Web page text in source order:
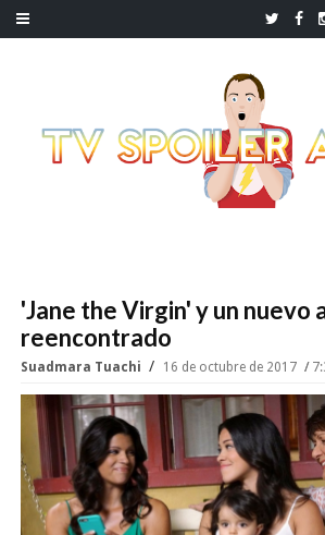
'Jane the Virgin' y un nuevo
reencontrado
Suadmara Tuachi 16 de octubre de 2017